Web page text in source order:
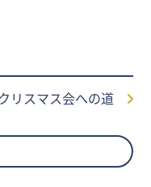
リスマス会への道